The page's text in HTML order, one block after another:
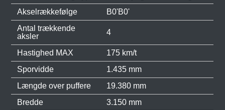
Akselrækkefølge
B0'B0'
Antal trækkende
aksler
4
Hastighed MAX
175 km/t
Sporvidde
1.435 mm
Længde over puffere
19.380 mm
Bredde
3.150 mm